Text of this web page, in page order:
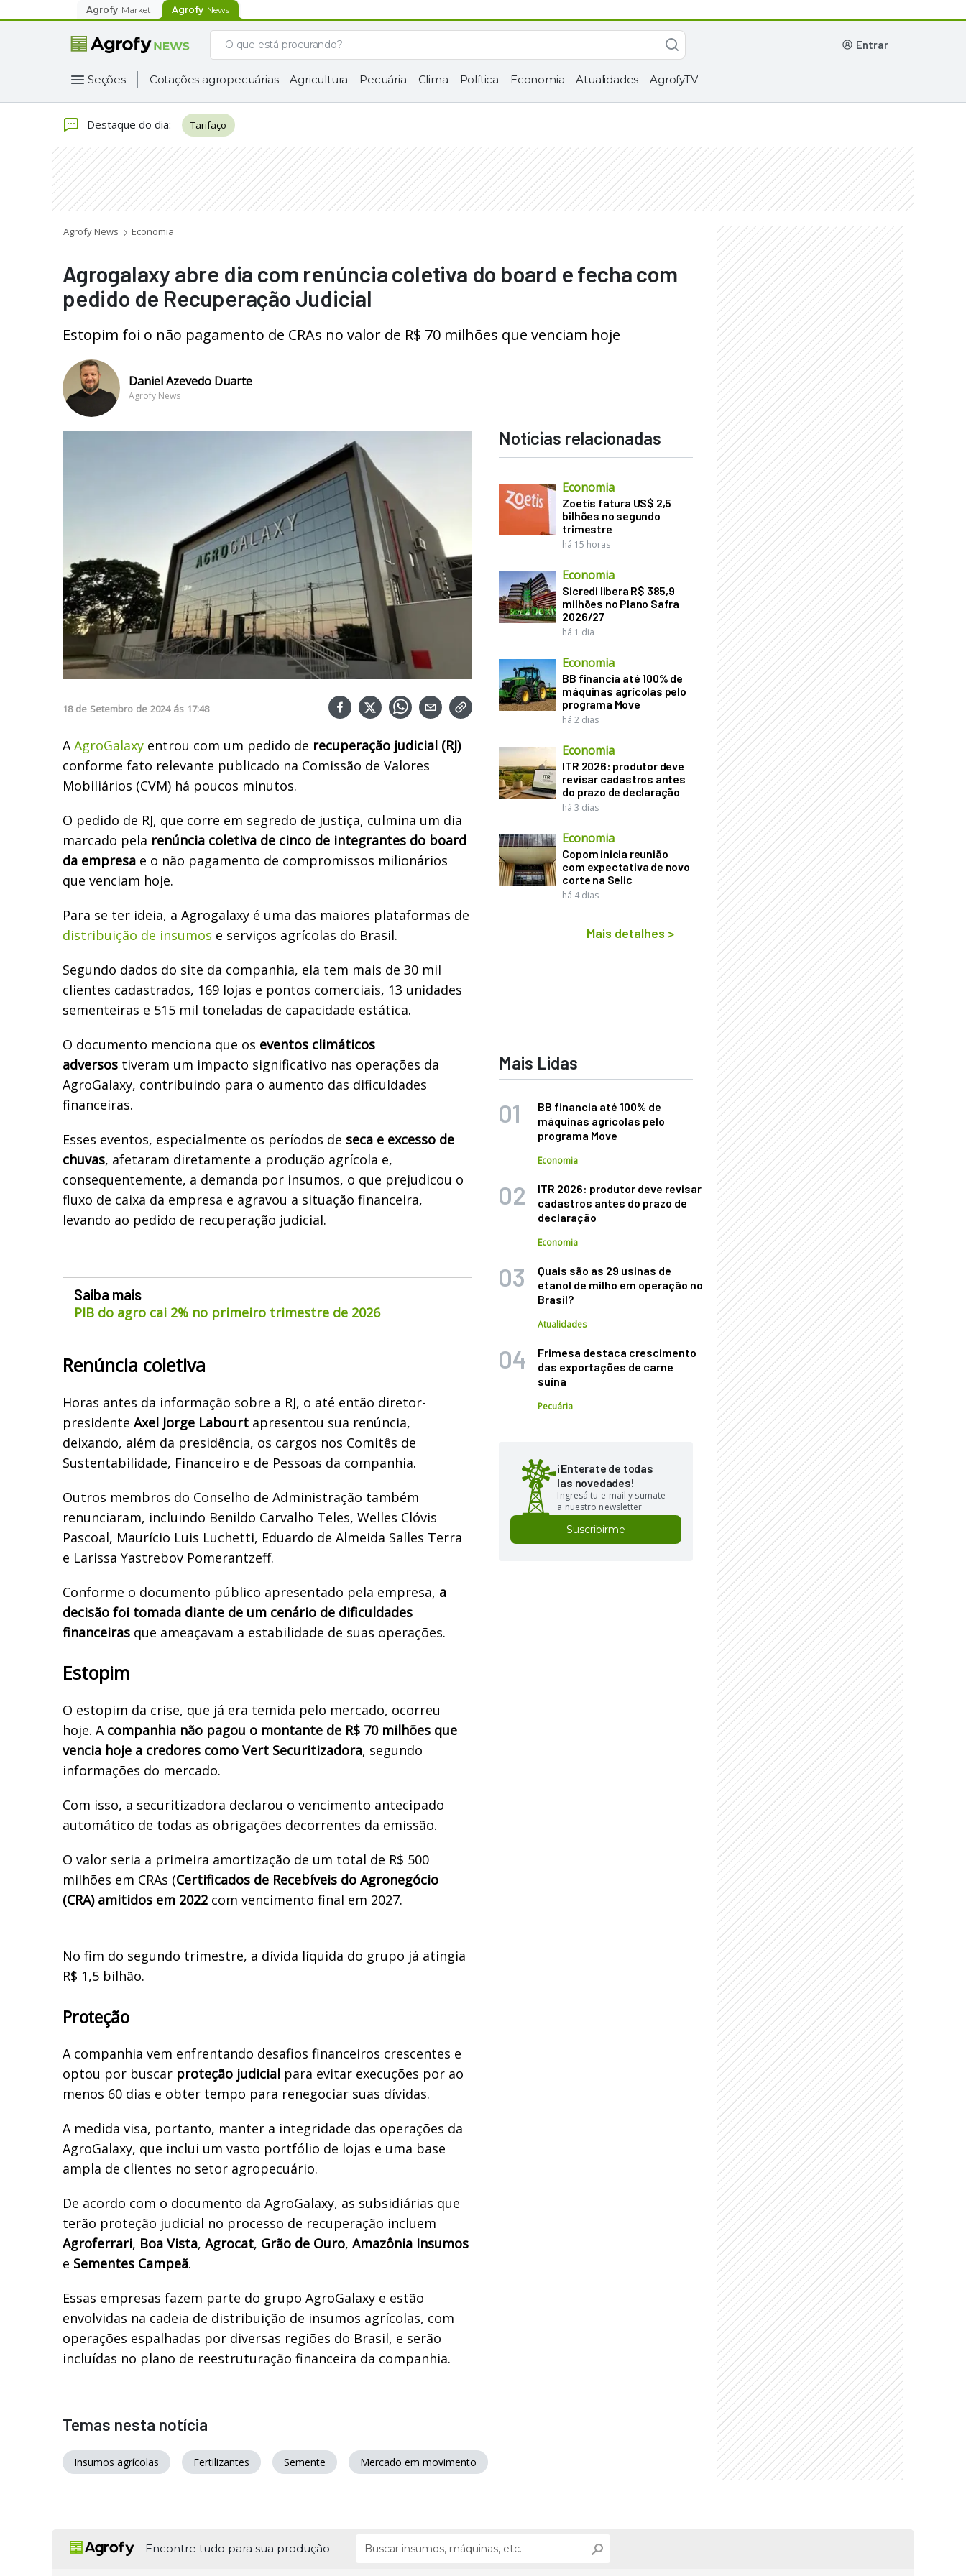
Agrofy Market Agrofy News
entrar
Seções Cotações agropecuárias Agricultura Pecuária Clima Política Economia Atualidades AgrofyTV
Destaque do dia: Tarifaço
Agrofy News Economia
Agrogalaxy abre dia com renúncia coletiva do board e fecha com
pedido de Recuperação Judicial
Estopim foi o não pagamento de CRAs no valor de R$ 70 milhões que venciam hoje
Daniel Azevedo Duarte
Agrofy News
18 de Setembro de 2024 ás 17:48
A AgroGalaxy entrou com um pedido de recuperação judicial (RJ)
conforme fato relevante publicado na Comissão de Valores
Mobiliários (CVM) há poucos minutos.
O pedido de RJ, que corre em segredo de justiça, culmina um dia
marcado pela renúncia coletiva de cinco de integrantes do board
da empresa e o não pagamento de compromissos milionários
que venciam hoje.
Para se ter ideia, a Agrogalaxy é uma das maiores plataformas de
distribuição de insumos e serviços agrícolas do Brasil.
Segundo dados do site da companhia, ela tem mais de 30 mil
clientes cadastrados, 169 lojas e pontos comerciais, 13 unidades
sementeiras e 515 mil toneladas de capacidade estática.
O documento menciona que os eventos climáticos
adversos tiveram um impacto significativo nas operações da
AgroGalaxy, contribuindo para o aumento das dificuldades
financeiras.
Esses eventos, especialmente os períodos de seca e excesso de
chuvas, afetaram diretamente a produção agrícola e,
consequentemente, a demanda por insumos, o que prejudicou o
fluxo de caixa da empresa e agravou a situação financeira,
levando ao pedido de recuperação judicial.
Saiba mais
PIB do agro cai 2% no primeiro trimestre de 2026
Renúncia coletiva
Horas antes da informação sobre a RJ, o até então diretor-
presidente Axel Jorge Labourt apresentou sua renúncia,
deixando, além da presidência, os cargos nos Comitês de
Sustentabilidade, Financeiro e de Pessoas da companhia.
Outros membros do Conselho de Administração também
renunciaram, incluindo Benildo Carvalho Teles, Welles Clóvis
Pascoal, Maurício Luis Luchetti, Eduardo de Almeida Salles Terra
e Larissa Yastrebov Pomerantzeff.
Conforme o documento público apresentado pela empresa, a
decisão foi tomada diante de um cenário de dificuldades
financeiras que ameaçavam a estabilidade de suas operações.
Estopim
O estopim da crise, que já era temida pelo mercado, ocorreu
hoje. A companhia não pagou o montante de R$ 70 milhões que
vencia hoje a credores como Vert Securitizadora, segundo
informações do mercado.
Com isso, a securitizadora declarou o vencimento antecipado
automático de todas as obrigações decorrentes da emissão.
O valor seria a primeira amortização de um total de R$ 500
milhões em CRAs (Certificados de Recebíveis do Agronegócio
(CRA) amitidos em 2022 com vencimento final em 2027.
No fim do segundo trimestre, a dívida líquida do grupo já atingia
R$ 1,5 bilhão.
Proteção
A companhia vem enfrentando desafios financeiros crescentes e
optou por buscar proteção judicial para evitar execuções por ao
menos 60 dias e obter tempo para renegociar suas dívidas.
A medida visa, portanto, manter a integridade das operações da
AgroGalaxy, que inclui um vasto portfólio de lojas e uma base
ampla de clientes no setor agropecuário.
De acordo com o documento da AgroGalaxy, as subsidiárias que
terão proteção judicial no processo de recuperação incluem
Agroferrari, Boa Vista, Agrocat, Grão de Ouro, Amazônia Insumos
e Sementes Campeã.
Essas empresas fazem parte do grupo AgroGalaxy e estão
envolvidas na cadeia de distribuição de insumos agrícolas, com
operações espalhadas por diversas regiões do Brasil, e serão
incluídas no plano de reestruturação financeira da companhia.
Notícias relacionadas
Economia
Zoetis fatura US$ 2,5
bilhões no segundo
trimestre
há 15 horas
Economia
Sicredi libera R$ 385,9
milhões no Plano Safra
2026/27
há 1 dia
Economia
BB financia até 100% de
máquinas agrícolas pelo
programa Move
há 2 dias
Economia
ITR 2026: produtor deve
revisar cadastros antes
do prazo de declaração
há 3 dias
Economia
Copom inicia reunião
com expectativa de novo
corte na Selic
há 4 dias
Mais detalhes >
Mais Lidas
BB financia até 100% de
máquinas agrícolas pelo
programa Move
Economia
ITR 2026: produtor deve revisar
cadastros antes do prazo de
declaração
Economia
Quais são as 29 usinas de
etanol de milho em operação no
Brasil?
Atualidades
Frimesa destaca crescimento
das exportações de carne
suína
Pecuária
¡Enterate de todas
las novedades!
Ingresá tu e-mail y sumate
a nuestro newsletter
Suscribirme
Temas nesta notícia
Insumos agrícolas Fertilizantes Semente Mercado em movimento
Encontre tudo para sua produção